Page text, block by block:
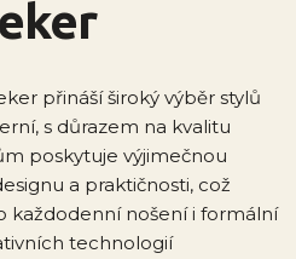
přináší široký výběr stylů
s důrazem na kvalitu
poskytuje výjimečnou
a praktičnosti, což
každodenní nošení i formální
technologií